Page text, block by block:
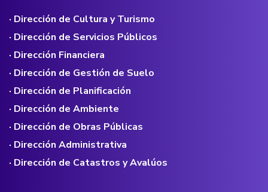
· Dirección de Cultura y Turismo
· Dirección de Servicios Públicos
· Dirección Financiera
· Dirección de Gestión de Suelo
· Dirección de Planificación
· Dirección de Ambiente
· Dirección de Obras Públicas
· Dirección Administrativa
· Dirección de Catastros y Avalúos